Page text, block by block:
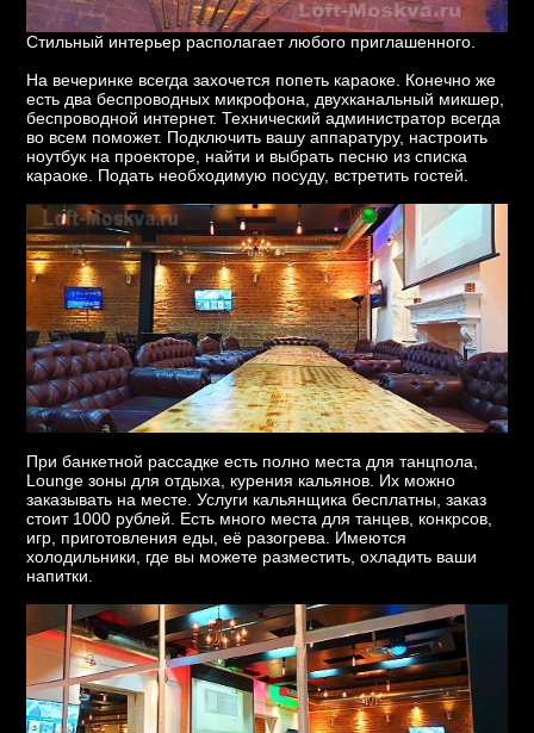
Стильный интерьер располагает любого приглашенного.
На вечеринке всегда захочется попеть караоке. Конечно же
есть два беспроводных микрофона, двухканальный микшер,
беспроводной интернет. Технический администратор всегда
во всем поможет. Подключить вашу аппаратуру, настроить
ноутбук на проекторе, найти и выбрать песню из списка
караоке. Подать необходимую посуду, встретить гостей.
При банкетной рассадке есть полно места для танцпола,
Lounge зоны для отдыха, курения кальянов. Их можно
заказывать на месте. Услуги кальянщика бесплатны, заказ
стоит 1000 рублей. Есть много места для танцев, конкрсов,
игр, приготовления еды, её разогрева. Имеются
холодильники, где вы можете разместить, охладить ваши
напитки.